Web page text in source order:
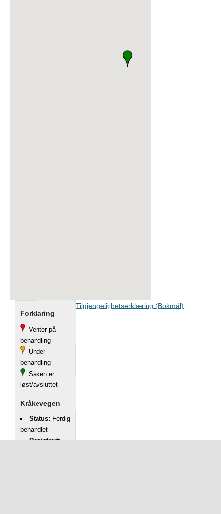
Forklaring
Venter på
behandling
Under
behandling
Saken er
løst/avsluttet
Kråkevegen
Status: Ferdig
behandlet
Registrert:
Tilgjengelighetserklæring (Bokmål)